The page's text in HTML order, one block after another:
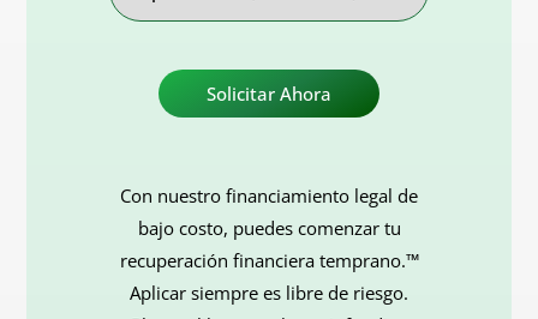
Caso
Con nuestro financiamiento legal de
bajo costo, puedes comenzar tu
recuperación financiera temprano.™
Aplicar siempre es libre de riesgo.